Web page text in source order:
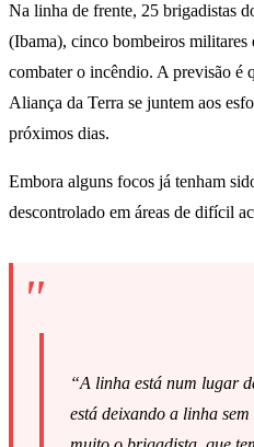
Na linha de frente, 25 brigadistas
(Ibama), cinco bombeiros militares
combater o incêndio. A previsão é
Aliança da Terra se juntem aos
próximos dias.
Embora alguns focos já tenham
descontrolado em áreas de difícil
“A linha está num lugar
está deixando a linha